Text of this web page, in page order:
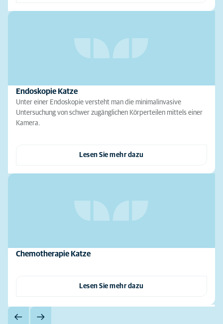
Endoskopie Katze
Unter einer Endoskopie versteht man die minimalinvasive
Untersuchung von schwer zugänglichen Körperteilen mittels einer
Kamera.
Lesen Sie mehr dazu
Chemotherapie Katze
Lesen Sie mehr dazu